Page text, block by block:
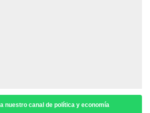
nuestro canal de política y economía